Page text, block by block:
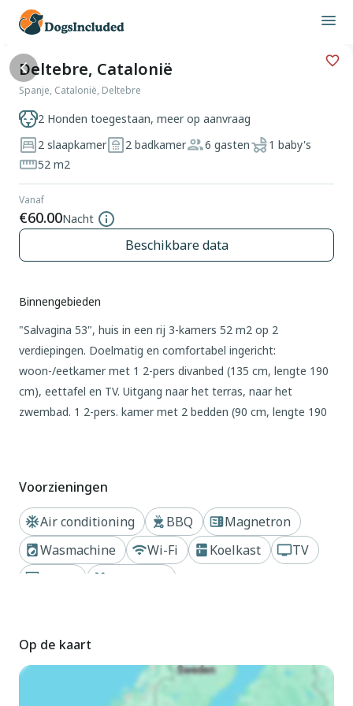
Deltebre, Catalonië
Spanje, Catalonië, Deltebre
2 Honden toegestaan, meer op aanvraag
2 slaapkamer
2 badkamer 6 gasten
1 baby's
52 m2
Vanaf
€60.00Nacht
Beschikbare data
Binnengebieden
"Salvagina 53", huis in een rij 3-kamers 52 m2 op 2
verdiepingen. Doelmatig en comfortabel ingericht:
woon-/eetkamer met 1 2-pers divanbed (135 cm, lengte 190
cm), eettafel en TV. Uitgang naar het terras, naar het
zwembad. 1 2-pers. kamer met 2 bedden (90 cm, lengte 190
Bovenverdieping: 1 2-pers. kamer met 1 2-pers bed (135 cm,
lengte 190 cm), air-conditioning en heteluchtverwarming.
Bad/WC. Air-conditioning, heteluchtverwarming.
Terrasmeubelen, barbecue. Uitzicht op het zwembad. Ter
beschikking: wasmachine. Internet (WiFi, gratis).
ESFCTU0000430190001325240000000000000000HUTTE-
0010983
Voorzieningen
Air conditioning
BBQ
Magnetron
Wasmachine
Wi-Fi Koelkast
TV
Op de kaart